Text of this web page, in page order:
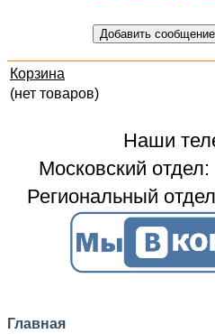
Корзина
(нет товаров)
Наши
Московский
Региональный
Главная